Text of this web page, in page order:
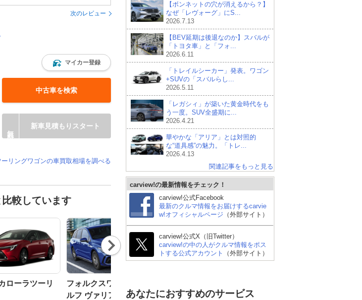
次のレビュー
マイカー登録
中古車を検索
新車見積もりスタート
ーリングワゴンの車買取相場を調べる
較しています
ローラツーリ
フォルクスワーゲン ゴ
ルフ ヴァリアント
ング
Nex
t
【ボンネットの穴が消えるから？】
なぜ「レヴォーグ」にS...
2026.7.13
【BEV延期は後退なのか】スバルが
「トヨタ車」と「フォ...
2026.6.11
「トレイルシーカー」発表。ワゴン
+SUVの「スバルらし...
2026.5.11
「レガシィ」が築いた黄金時代をも
う一度。SUV全盛期に...
2026.4.21
華やかな「アリア」とは対照的
な“道具感”の魅力。「トレ...
2026.4.13
関連記事をもっと見る
carview!の最新情報をチェック！
carview!公式Facebook
最新のクルマ情報をお届けするcarvie
w!オフィシャルページ （外部サイト）
carview!公式X（旧Twitter）
carview!の中の人がクルマ情報をポス
トする公式アカウント
（外部サイト）
あなたにおすすめのサービス